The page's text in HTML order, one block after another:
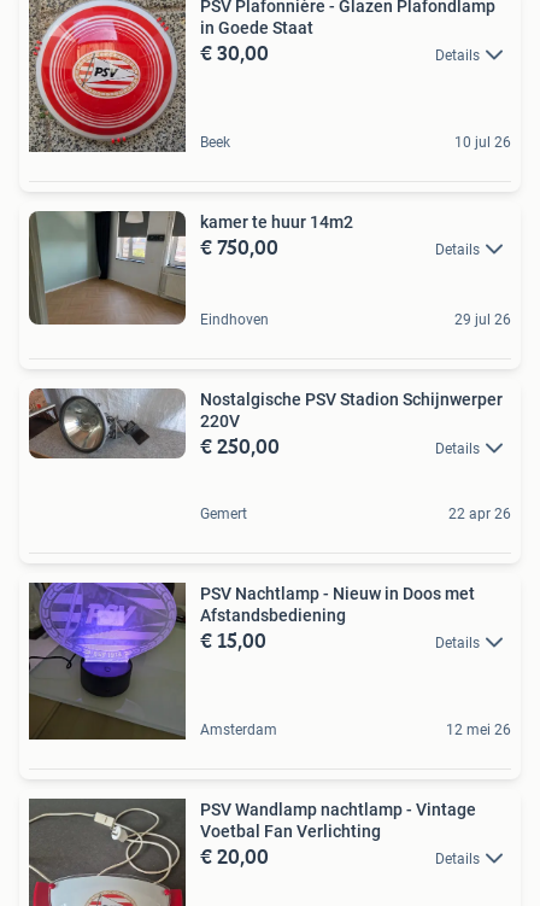
PSV Plafonnière - Glazen Plafondlamp
in Goede Staat
€ 30,00 Details
Beek 10 jul 26
kamer te huur 14m2
€ 750,00 Details
Eindhoven 29 jul 26
Nostalgische PSV Stadion Schijnwerper
220V
€ 250,00 Details
Gemert 22 apr 26
PSV Nachtlamp - Nieuw in Doos met
Afstandsbediening
€ 15,00 Details
Amsterdam 12 mei 26
PSV Wandlamp nachtlamp - Vintage
Voetbal Fan Verlichting
€ 20,00 Details